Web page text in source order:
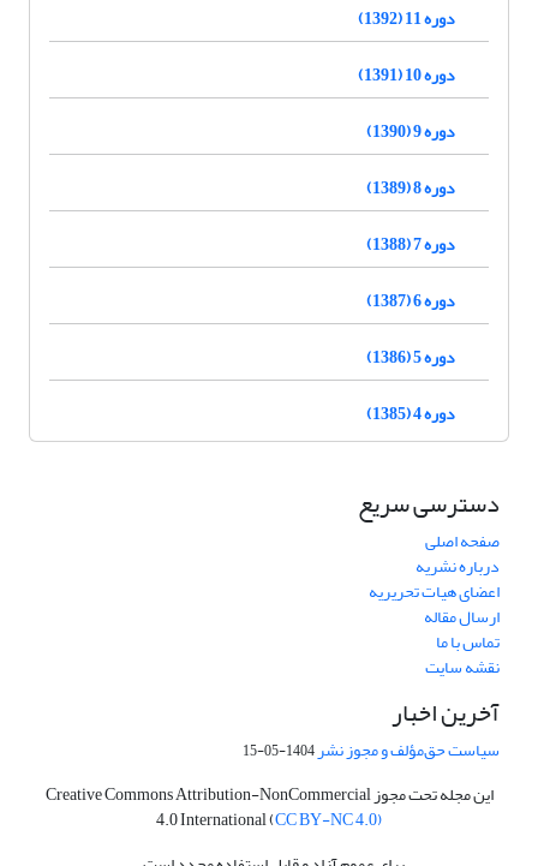
دوره 11 (1392)
دوره 10 (1391)
دوره 9 (1390)
دوره 8 (1389)
دوره 7 (1388)
دوره 6 (1387)
دوره 5 (1386)
دوره 4 (1385)
دسترسی سریع
صفحه اصلی
درباره نشریه
اعضای هیات تحریریه
ارسال مقاله
تماس با ما
نقشه سایت
آخرین اخبار
سیاست حق‌مؤلف و مجوز نشر1404-05-15
این مجله تحت مجوز Creative Commons Attribution-NonCommercial
4.0 International (CC BY-NC 4.0)